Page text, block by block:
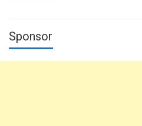
Sponsor